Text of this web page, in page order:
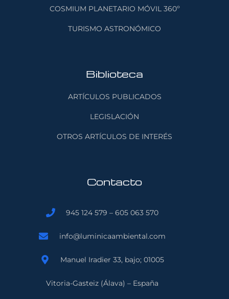
COSMIUM PLANETARIO MÓVIL 360º
TURISMO ASTRONÓMICO
Biblioteca
ARTÍCULOS PUBLICADOS
LEGISLACIÓN
OTROS ARTÍCULOS DE INTERÉS
Contacto
945 124 579 – 605 063 570
info@luminicaambiental.com
Manuel Iradier 33, bajo; 01005
Vitoria-Gasteiz (Álava) – España